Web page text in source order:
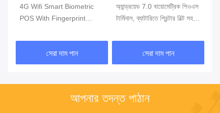
4G Wifi Smart Biometric
POS With Fingerprint
সেরা দাম পান
অ্যান্ড্রয়েড 7.0 বায়োমেট্রিক পিওএস
টার্মিনাল, ব্যাটারিতে প্রিন্টার বিল্ট সহ
সেরা দাম পান
আপনার তদন্ত পাঠান